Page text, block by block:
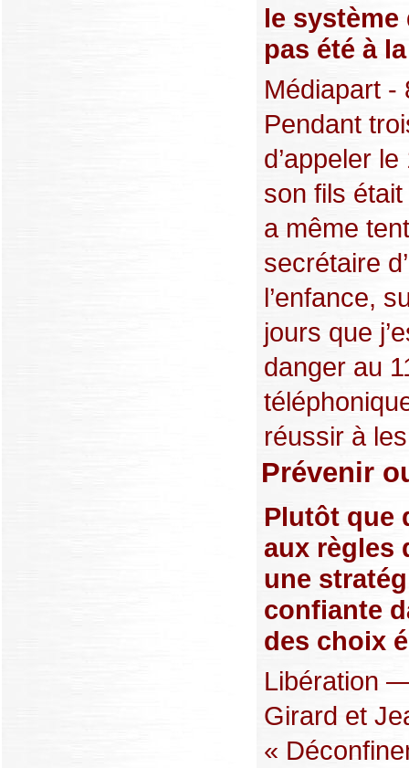
le système
pas été à
Médiapart -
Pendant
d’appeler
son fils
a même
secrétaire
l’enfance,
jours que
danger au
réussir à
Prévenir
Plutôt que
aux règles
une
confiante
des choix
Libération
Girard et
«